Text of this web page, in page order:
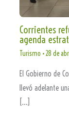
Corrientes
agenda
Turismo •28 de
El Gobierno de
llevó adelante
[…]